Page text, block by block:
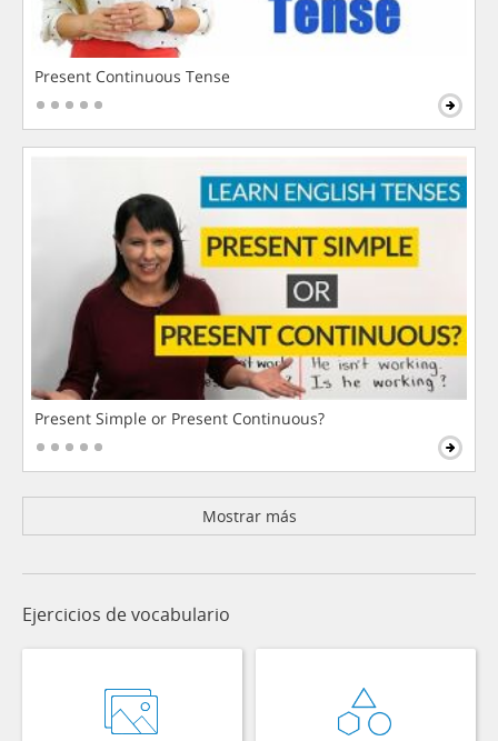
Present Continuous Tense
Present Simple or Present Continuous?
Mostrar más
Ejercicios de vocabulario